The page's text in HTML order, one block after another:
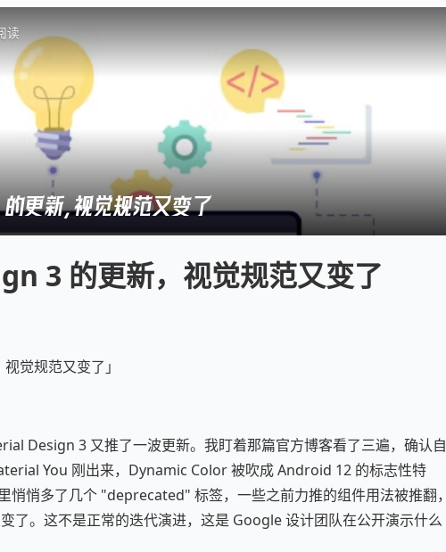
读
新，视觉规范又变了
3 的更新，视觉规范又变了
觉规范又变了」
Design 3 又推了一波更新。我盯着那篇官方博客看了三遍，确认自
You 刚出来，Dynamic Color 被吹成 Android 12 的标志性特
悄悄多了几个 "deprecated" 标签，一些之前力推的组件用法被推翻，
了。这不是正常的迭代演进，这是 Google 设计团队在公开演示什么